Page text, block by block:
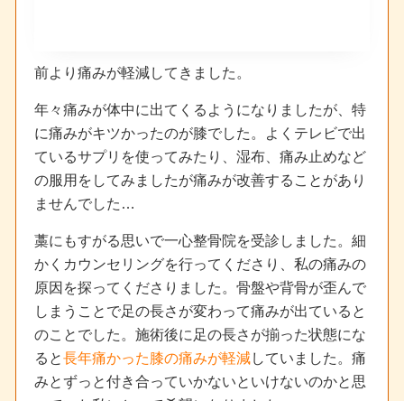
前より痛みが軽減してきました。
年々痛みが体中に出てくるようになりましたが、特
に痛みがキツかったのが膝でした。よくテレビで出
ているサプリを使ってみたり、湿布、痛み止めなど
の服用をしてみましたが痛みが改善することがあり
ませんでした…
藁にもすがる思いで一心整骨院を受診しました。細
かくカウンセリングを行ってくださり、私の痛みの
原因を探ってくださりました。骨盤や背骨が歪んで
しまうことで足の長さが変わって痛みが出ていると
のことでした。施術後に足の長さが揃った状態にな
ると長年痛かった膝の痛みが軽減していました。痛
みとずっと付き合っていかないといけないのかと思